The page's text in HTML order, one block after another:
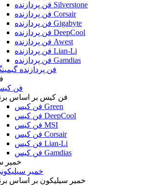
فن پردازنده Silverstone
فن پردازنده Corsair
فن پردازنده Gigabyte
فن پردازنده DeepCool
فن پردازنده Awest
فن پردازنده Lian-Li
فن پردازنده Gamdias
فن پردازنده
فن
فن کیس بر اساس
فن کیس Green
فن کیس DeepCool
فن کیس MSI
فن کیس Corsair
فن کیس Lian-Li
فن کیس Gamdias
خمیر
خمیر
خمیر سیلیکون بر اساس